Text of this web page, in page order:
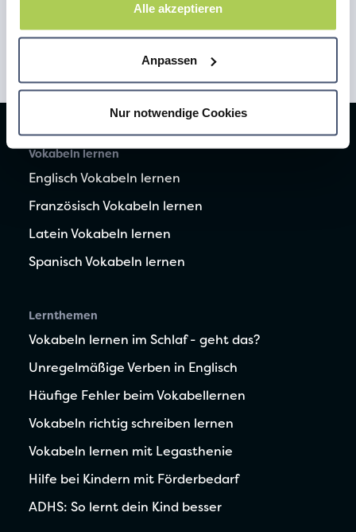
Alle akzeptieren
Anpassen
Nur notwendige Cookies
Lass dir von der cabuu Community helfen
Zur Facebook Gruppe
Vokabeln lernen
Englisch Vokabeln lernen
Französisch Vokabeln lernen
Latein Vokabeln lernen
Spanisch Vokabeln lernen
Lernthemen
Vokabeln lernen im Schlaf - geht das?
Unregelmäßige Verben in Englisch
Häufige Fehler beim Vokabellernen
Vokabeln richtig schreiben lernen
Vokabeln lernen mit Legasthenie
Hilfe bei Kindern mit Förderbedarf
ADHS: So lernt dein Kind besser